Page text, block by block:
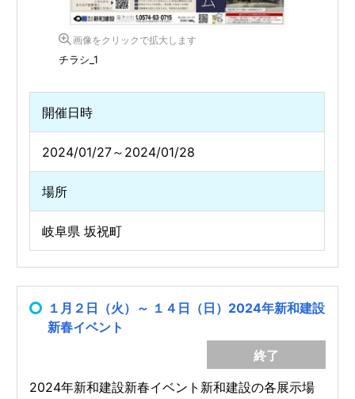
画像をクリックで拡大します
チラシ_1
開催日時
2024/01/27～2024/01/28
場所
岐阜県 坂祝町
１月２日（火）～ １４日（日）2024年新和建設
新春イベント
終了
2024年新和建設新春イベント新和建設の各展示場